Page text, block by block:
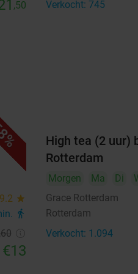
,50 Verkocht: 745
9.2 star
directions_walk
€13
High tea (2 uur)
Rotterdam
Morgen Ma Di
Grace Rotterdam
Rotterdam
Verkocht: 1.094